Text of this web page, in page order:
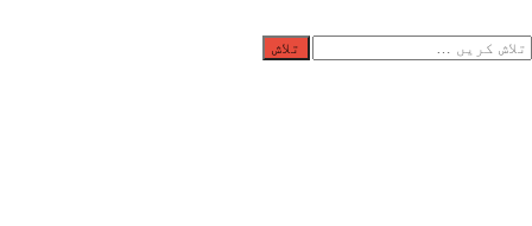
تلاش